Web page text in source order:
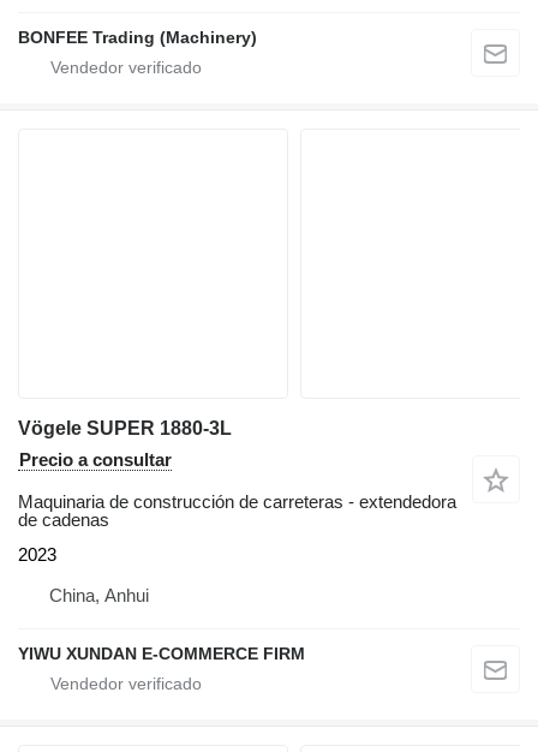
BONFEE Trading (Machinery)
Vögele SUPER 1880-3L
Precio a consultar
Maquinaria de construcción de carreteras - extendedora
de cadenas
2023
China, Anhui
YIWU XUNDAN E-COMMERCE FIRM